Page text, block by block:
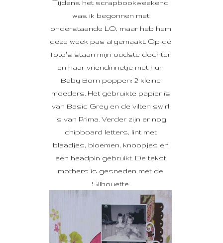
Tijdens het scrapbookweekend
was ik begonnen met
onderstaande LO, maar heb hem
deze week pas afgemaakt. Op de
foto's staan mijn oudste dochter
en haar vriendinnetje met hun
Baby Born poppen; 2 kleine
moeders. Het gebruikte papier is
van Basic Grey en de vilten swirl
is van Prima. Verder zijn er nog
chipboard letters, lint met
blaadjes, bloemen, knoopjes en
een headpin gebruikt. De tekst
mothers is gesneden met de
Silhouette.